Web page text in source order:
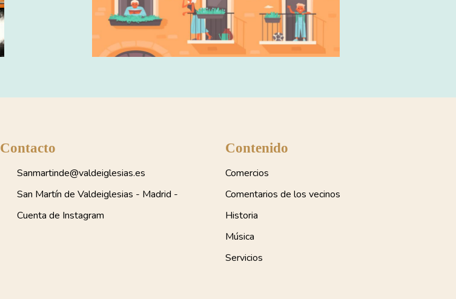
Contacto
Sanmartinde@valdeiglesias.es
San Martín de Valdeiglesias - Madrid -
Cuenta de Instagram
Contenido
Comercios
Comentarios de los vecinos
Historia
Música
Servicios